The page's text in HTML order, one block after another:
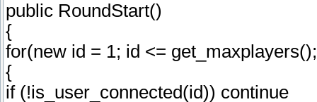
public RoundStart()
{
for(new id = 1; id <=
{
if (!is_user_connected(id)) continue